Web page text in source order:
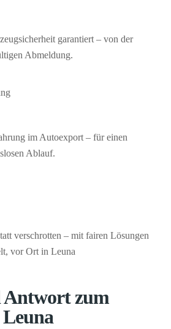
Antwort zum
garantiert – von der
Abmeldung.
im Autoexport – für einen
Ablauf.
verschrotten – mit fairen Lösungen
vor Ort in Leuna